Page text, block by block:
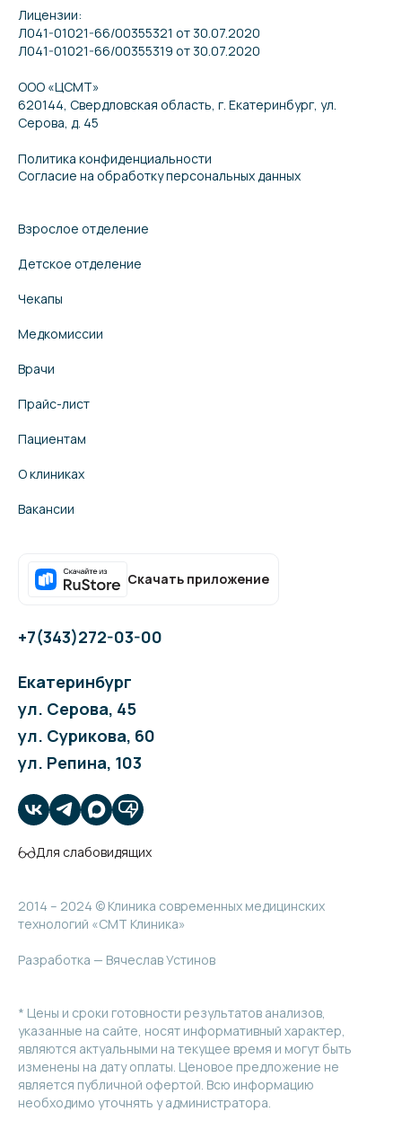
Лицензии:
Л041-01021-66/00355321 от 30.07.2020
Л041-01021-66/00355319 от 30.07.2020
ООО «ЦСМТ»
620144, Свердловская область, г. Екатеринбург, ул.
Серова, д. 45
Политика конфиденциальности
Согласие на обработку персональных данных
Взрослое отделение
Детское отделение
Чекапы
Медкомиссии
Врачи
Прайс-лист
Пациентам
О клиниках
Вакансии
Скачать приложение
+7(343)272-03-00
Екатеринбург
ул. Серова, 45
ул. Сурикова, 60
ул. Репина, 103
Для слабовидящих
2014 – 2024 © Клиника современных медицинских
технологий «СМТ Клиника»
Разработка — Вячеслав Устинов
* Цены и сроки готовности результатов анализов,
указанные на сайте, носят информативный характер,
являются актуальными на текущее время и могут быть
изменены на дату оплаты. Ценовое предложение не
является публичной офертой. Всю информацию
необходимо уточнять у администратора.